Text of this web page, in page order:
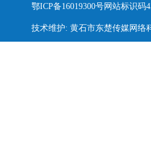
鄂ICP备16019300号网站标识码
技术维护: 黄石市东楚传媒网络